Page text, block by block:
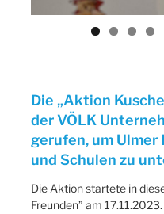
Die „Aktion
der VÖLK
gerufen, um
und Schulen zu
Die Aktion startete in
Freunden” am